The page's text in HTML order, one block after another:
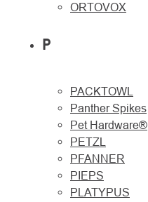
ORTOVOX
P
PACKTOWL
Panther Spikes
Pet Hardware®
PETZL
PFANNER
PIEPS
PLATYPUS